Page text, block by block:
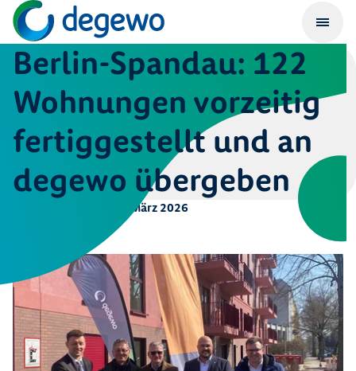
Berlin-Spandau: 122
Wohnungen vorzeitig
fertiggestellt und an
degewo übergeben
18. März 2026